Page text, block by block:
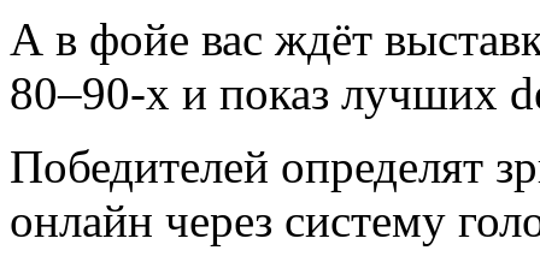
А в фойе вас ждёт
80–90-х и показ лучших
Победителей определят
онлайн через систему